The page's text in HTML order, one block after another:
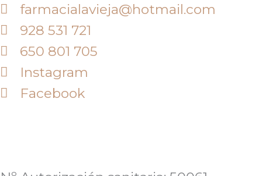
farmacialavieja@hotmail.com
928 531 721
650 801 705
Instagram
Facebook